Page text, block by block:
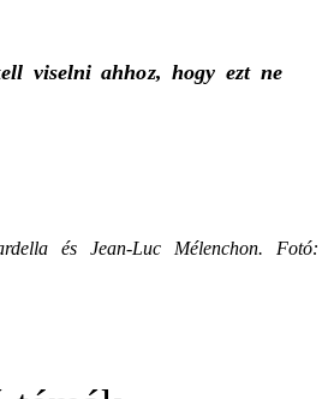
viselni ahhoz, hogy ezt ne
és Jean-Luc Mélenchon. Fotó: